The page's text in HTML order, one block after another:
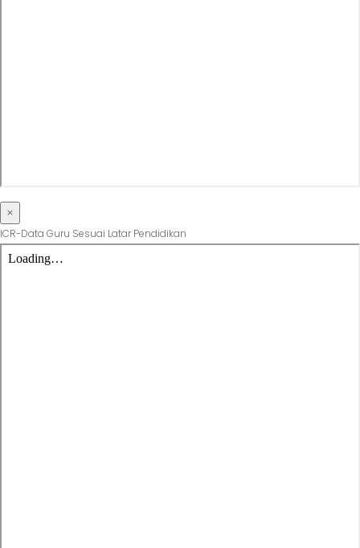
×
ICR-Data Guru Sesuai Latar Pendidikan